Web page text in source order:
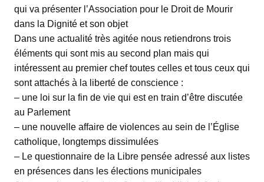
qui va présenter l’Association pour le Droit de Mourir
dans la Dignité et son objet
Dans une actualité très agitée nous retiendrons trois
éléments qui sont mis au second plan mais qui
intéressent au premier chef toutes celles et tous ceux qui
sont attachés à la liberté de conscience :
– une loi sur la fin de vie qui est en train d’être discutée
au Parlement
– une nouvelle affaire de violences au sein de l’Église
catholique, longtemps dissimulées
– Le questionnaire de la Libre pensée adressé aux listes
en présences dans les élections municipales